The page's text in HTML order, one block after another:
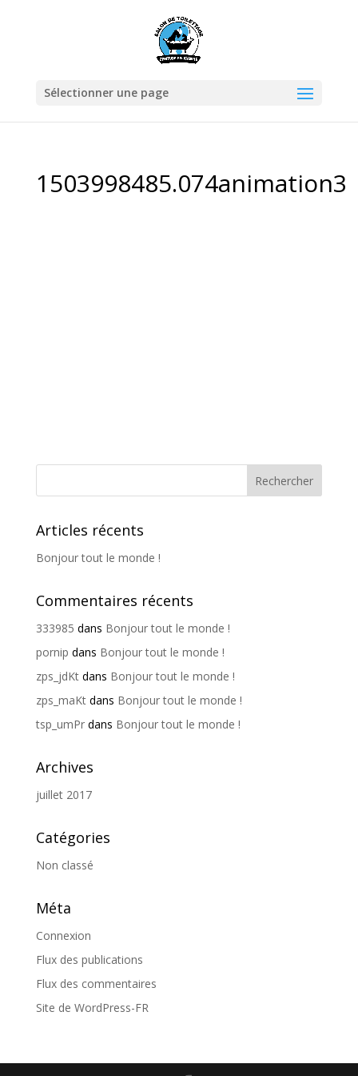
Sélectionner une page
1503998485.074animation3
Articles récents
Bonjour tout le monde !
Commentaires récents
333985 dans Bonjour tout le monde !
pornip dans Bonjour tout le monde !
zps_jdKtdans Bonjour tout le monde !
zps_maKtdans Bonjour tout le monde !
tsp_umPrdans Bonjour tout le monde !
Archives
juillet 2017
Catégories
Non classé
Méta
Connexion
Flux des publications
Flux des commentaires
Site de WordPress-FR